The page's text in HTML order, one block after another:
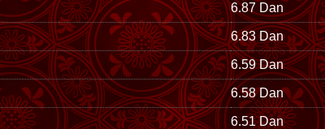
6.87 Dan
6.83 Dan
6.59 Dan
6.58 Dan
6.51 Dan